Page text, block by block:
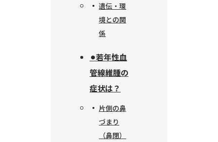
遺伝・環
境との関
係
⚫︎若年性血
管線維腫の
症状は？
片側の鼻
づまり
（鼻閉）